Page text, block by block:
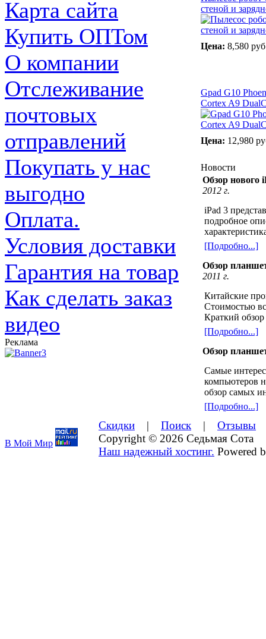
Карта сайта
Купить ОПТом
О компании
Отслеживание
почтовых
отправлений
Покупать у нас
выгодно
Оплата.
Условия доставки
Гарантия на товар
Как сделать заказ
видео
Реклама
стеной и
Цена: 8,580
Gpad G10
Cortex A9
Цена: 12,980
Новости
Обзор нового
2012 г.
iPad 3
подробное
[Подробно...]
Обзор
2011 г.
Китайские
Стоимостью
Краткий обзор
[Подробно...]
Обзор
Самые
компьютеров
обзор самых
[Подробно...]
В Мой Мир
Скидки | Поиск | Отзывы
Copyright © 2026 Седьмая Сота
Наш надежный хостинг. Powered